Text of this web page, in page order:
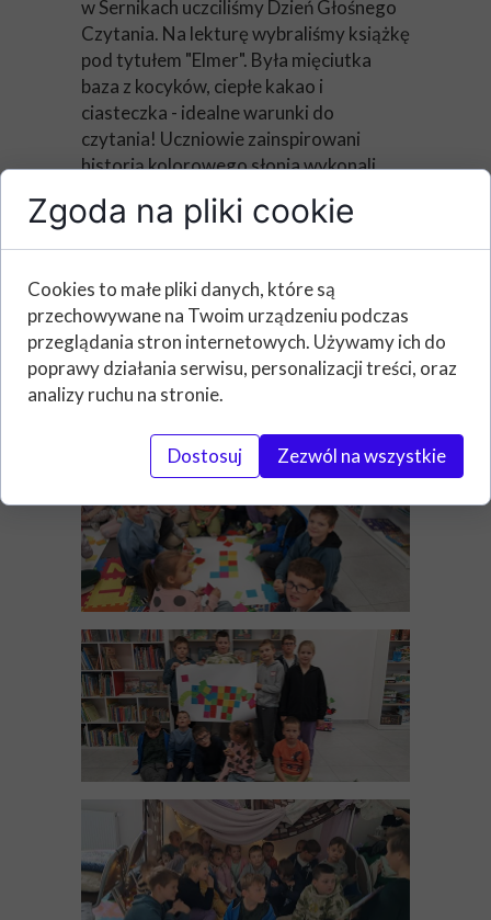
w Sernikach uczciliśmy Dzień Głośnego
Czytania. Na lekturę wybraliśmy książkę
pod tytułem "Elmer". Była mięciutka
baza z kocyków, ciepłe kakao i
ciasteczka - idealne warunki do
czytania! Uczniowie zainspirowani
historią kolorowego słonia wykonali
Zgoda na pliki cookie
Cookies to małe pliki danych, które są
przechowywane na Twoim urządzeniu podczas
przeglądania stron internetowych. Używamy ich do
poprawy działania serwisu, personalizacji treści, oraz
analizy ruchu na stronie.
Dostosuj Zezwól na wszystkie